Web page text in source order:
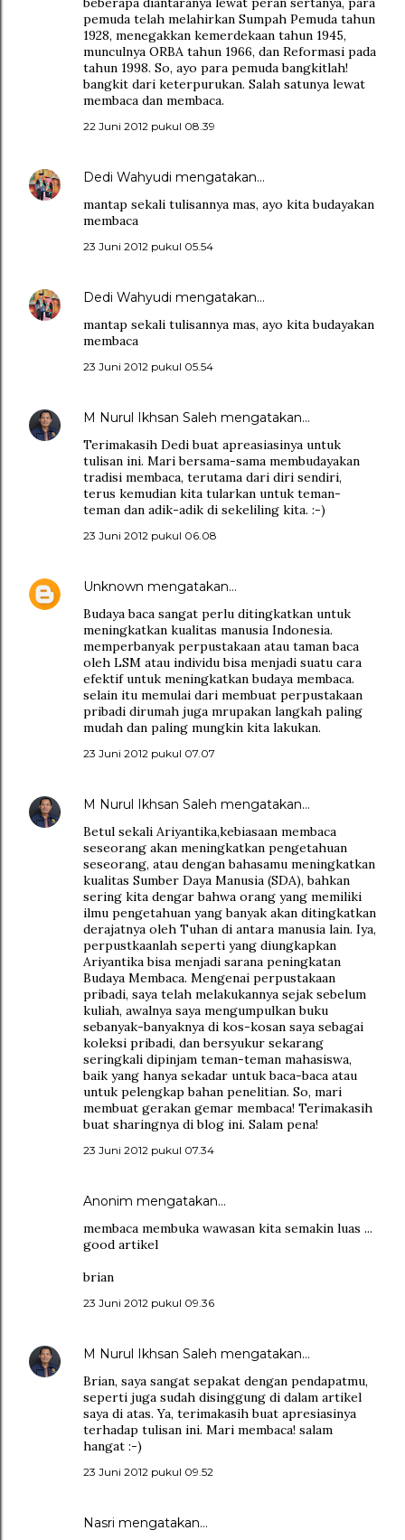
pemuda telah melahirkan Sumpah Pemuda tahun
1928, menegakkan kemerdekaan tahun 1945,
munculnya ORBA tahun 1966, dan Reformasi pada
tahun 1998. So, ayo para pemuda bangkitlah!
bangkit dari keterpurukan. Salah satunya lewat
membaca dan membaca.
22 Juni 2012 pukul 08.39
Dedi Wahyudi mengatakan…
mantap sekali tulisannya mas, ayo kita budayakan
membaca
23 Juni 2012 pukul 05.54
Dedi Wahyudi mengatakan…
mantap sekali tulisannya mas, ayo kita budayakan
membaca
23 Juni 2012 pukul 05.54
M Nurul Ikhsan Saleh mengatakan…
Terimakasih Dedi buat apreasiasinya untuk
tulisan ini. Mari bersama-sama membudayakan
tradisi membaca, terutama dari diri sendiri,
terus kemudian kita tularkan untuk teman-
teman dan adik-adik di sekeliling kita. :-)
23 Juni 2012 pukul 06.08
Unknown mengatakan…
Budaya baca sangat perlu ditingkatkan untuk
meningkatkan kualitas manusia Indonesia.
memperbanyak perpustakaan atau taman baca
oleh LSM atau individu bisa menjadi suatu cara
efektif untuk meningkatkan budaya membaca.
selain itu memulai dari membuat perpustakaan
pribadi dirumah juga mrupakan langkah paling
mudah dan paling mungkin kita lakukan.
23 Juni 2012 pukul 07.07
M Nurul Ikhsan Saleh mengatakan…
Betul sekali Ariyantika,kebiasaan membaca
seseorang akan meningkatkan pengetahuan
seseorang, atau dengan bahasamu meningkatkan
kualitas Sumber Daya Manusia (SDA), bahkan
sering kita dengar bahwa orang yang memiliki
ilmu pengetahuan yang banyak akan ditingkatkan
derajatnya oleh Tuhan di antara manusia lain. Iya,
perpustkaanlah seperti yang diungkapkan
Ariyantika bisa menjadi sarana peningkatan
Budaya Membaca. Mengenai perpustakaan
pribadi, saya telah melakukannya sejak sebelum
kuliah, awalnya saya mengumpulkan buku
sebanyak-banyaknya di kos-kosan saya sebagai
koleksi pribadi, dan bersyukur sekarang
seringkali dipinjam teman-teman mahasiswa,
baik yang hanya sekadar untuk baca-baca atau
untuk pelengkap bahan penelitian. So, mari
membuat gerakan gemar membaca! Terimakasih
buat sharingnya di blog ini. Salam pena!
23 Juni 2012 pukul 07.34
Anonim mengatakan…
membaca membuka wawasan kita semakin luas ...
good artikel
brian
23 Juni 2012 pukul 09.36
M Nurul Ikhsan Saleh mengatakan…
Brian, saya sangat sepakat dengan pendapatmu,
seperti juga sudah disinggung di dalam artikel
saya di atas. Ya, terimakasih buat apresiasinya
terhadap tulisan ini. Mari membaca! salam
hangat :-)
23 Juni 2012 pukul 09.52
Nasri mengatakan…